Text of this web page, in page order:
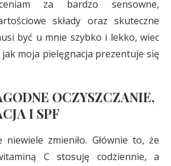
za bardzo sensowne,
składy oraz skuteczne
być u mnie szybko i lekko, wiec
moja pielęgnacja prezentuje się
OCZYSZCZANIE,
I SPF
zmieniło. Głównie to, że
C stosuję codziennie, a